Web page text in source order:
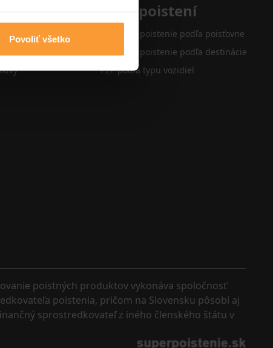
Povoliť všetko
Typy poistení
Cestovné poistenie podľa poisťovne
Cestovné poistenie podľa destinácie
PZP podľa typu vozidiel
poistných produktov vykonáva spoločnosť
poistenia, pričom na Slovensku pôsobí aj
sprostredkovateľ z iného členského štátu v